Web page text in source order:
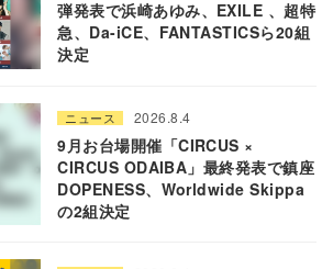
弾発表で浜崎あゆみ、EXILE 、超特
急、Da-iCE、FANTASTICSら20組
決定
ニュース 2026.8.4
9月お台場開催「CIRCUS ×
CIRCUS ODAIBA」最終発表で鎮座
DOPENESS、Worldwide Skippa
の2組決定